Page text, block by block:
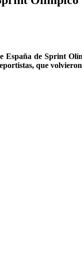
de Sprint
que